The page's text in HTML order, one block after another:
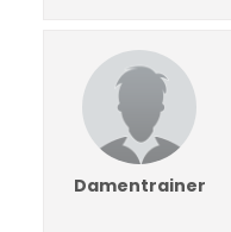
Damentrainer